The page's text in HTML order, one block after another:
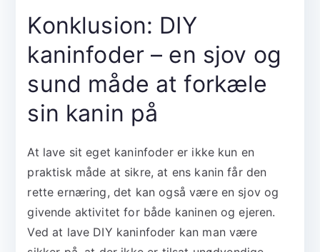
Konklusion: DIY
kaninfoder – en sjov og
sund måde at forkæle
sin kanin på
At lave sit eget kaninfoder er ikke kun en
praktisk måde at sikre, at ens kanin får den
rette ernæring, det kan også være en sjov og
givende aktivitet for både kaninen og ejeren.
Ved at lave DIY kaninfoder kan man være